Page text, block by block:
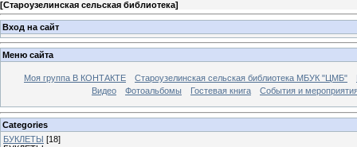
[Староузелинская сельская библиотека]
Вход на сайт
Меню сайта
Моя группа В КОНТАКТЕ Староузелинская сельская библиотека МБУК "ЦМБ"
Видео
Фотоальбомы Гостевая книга События и
Categories
БУКЛЕТЫ [18]